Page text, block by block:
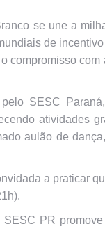
se une a
de
compromisso
SESC
atividades
aulão de
a praticar
PR